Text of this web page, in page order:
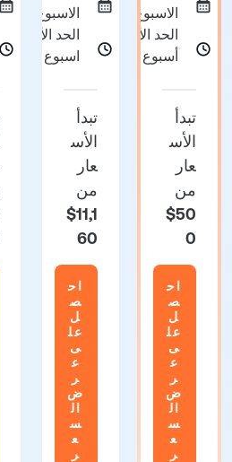
الاسبوع
أسبوع
تبدأ
الأس
عار
من
$50
0
اح
ص
ل
عل
ى
ع
ر
ض
ال
س
ع
ر
الاسبوع
اسبوع
تبدأ
الأس
عار
من
$11,1
60
اح
ص
ل
عل
ى
ع
ر
ض
ال
س
ع
ر